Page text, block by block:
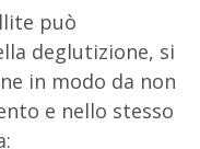
può
deglutizione, si
in modo da non
e nello stesso